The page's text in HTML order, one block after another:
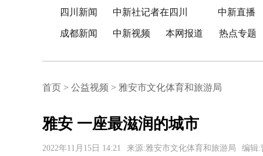
四川新闻 中新社记者在四川 中新直播
成都新闻 中新视频 本网报道 热点专题
首页 > 公益视频 > 雅安市文化体育和旅游局
雅安 一座最滋润的城市
2022年11月15日 14:21 来源:雅安市文化体育和旅游局 编辑: